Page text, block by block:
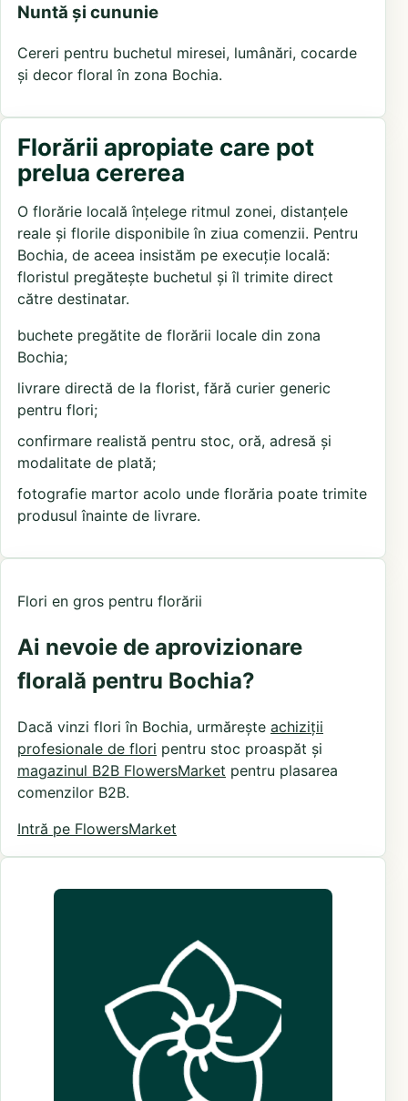
Nuntă și cununie
Cereri pentru buchetul miresei, lumânări, cocarde
și decor floral în zona Bochia.
Florării apropiate care pot
prelua cererea
O florărie locală înțelege ritmul zonei, distanțele
reale și florile disponibile în ziua comenzii. Pentru
Bochia, de aceea insistăm pe execuție locală:
floristul pregătește buchetul și îl trimite direct
către destinatar.
buchete pregătite de florării locale din zona
Bochia;
livrare directă de la florist, fără curier generic
pentru flori;
confirmare realistă pentru stoc, oră, adresă și
modalitate de plată;
fotografie martor acolo unde florăria poate trimite
produsul înainte de livrare.
Flori en gros pentru florării
Ai nevoie de aprovizionare
florală pentru Bochia?
Dacă vinzi flori în Bochia, urmărește achiziții
profesionale de flori pentru stoc proaspăt și
magazinul B2B FlowersMarket pentru plasarea
comenzilor B2B.
Intră pe FlowersMarket